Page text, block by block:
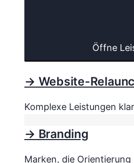
Öffne
→ Website-
Komplexe Leistungen
→ Branding
Marken, die